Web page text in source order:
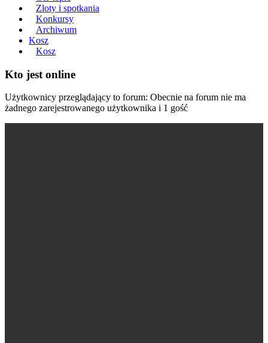
Zloty i spotkania
Konkursy
Archiwum
Kosz
Kosz
Kto jest online
Użytkownicy przeglądający to forum: Obecnie na forum nie ma
żadnego zarejestrowanego użytkownika i 1 gość